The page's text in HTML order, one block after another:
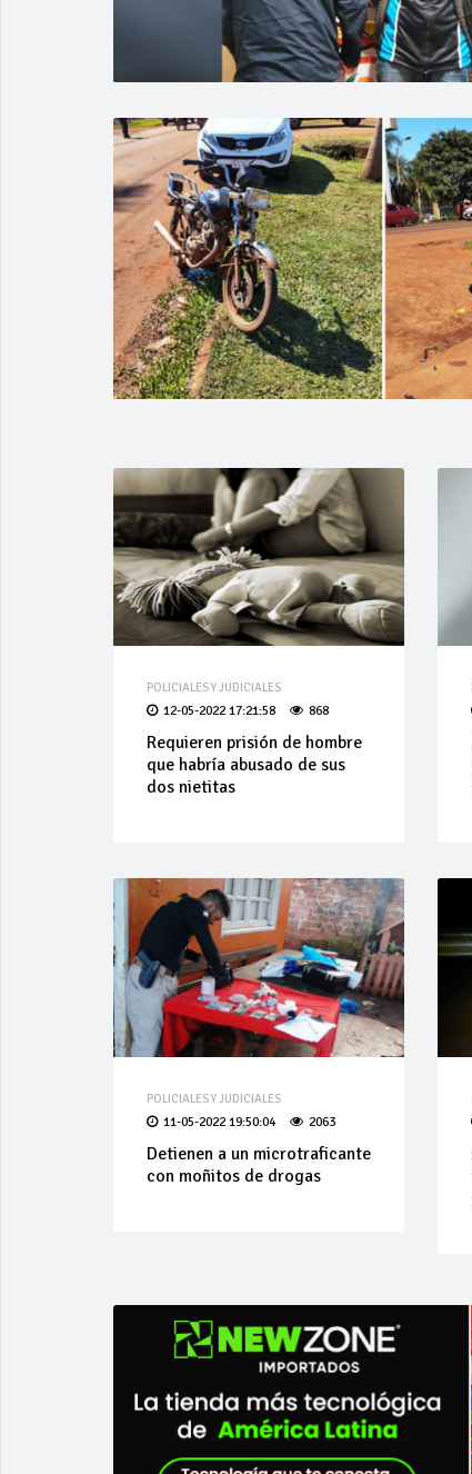
POLICIALES Y JUDICIALES
12-05-2022 17:21:58 868
Requieren prisión de hombre
que habría abusado de sus
dos nietitas
POLICIALES Y JUDICIALES
11-05-2022 19:50:04 2063
Detienen a un microtraficante
con moñitos de drogas